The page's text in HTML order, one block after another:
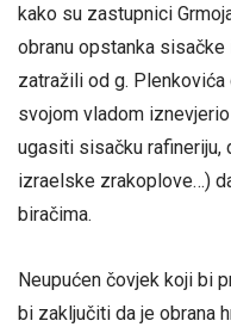
kako su zastupnici
obranu opstanka
zatražili od g.
svojom vladom
ugasiti sisačku rafineriju,
izraelske zrakoplove…)
biračima.
Neupućen čovjek koji bi
bi zaključiti da je obrana